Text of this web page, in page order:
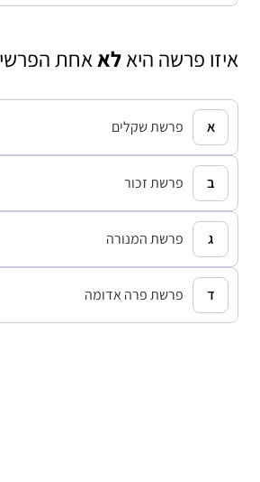
איזו פרשה היאלאאחת
פרשת שקלים
פרשת זכור
פרשת המנורה
פרשת פרה אדומה